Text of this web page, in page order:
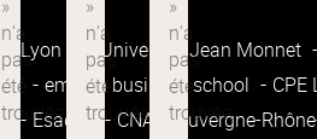
Lyon 3 Université Jean Monnet
emlyon business school CPE
Esadse CNAM Auvergne-